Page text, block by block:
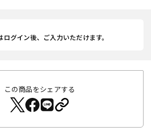
ログイン後、ご入力いただけます。
この商品をシェアする